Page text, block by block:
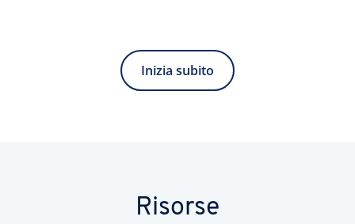
Inizia subito
Risorse